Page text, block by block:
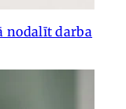
nodalīt darba